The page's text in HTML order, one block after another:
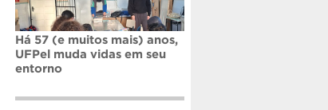
Há 57 (e muitos mais) anos,
UFPel muda vidas em seu
entorno